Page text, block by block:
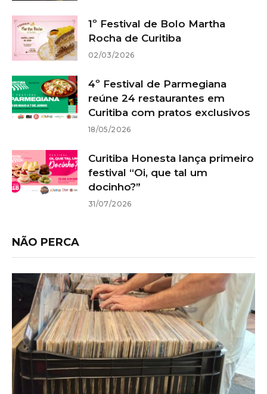
1º Festival de Bolo Martha
Rocha de Curitiba
02/03/2026
4º Festival de Parmegiana
reúne 24 restaurantes em
Curitiba com pratos exclusivos
18/05/2026
Curitiba Honesta lança primeiro
festival “Oi, que tal um
docinho?”
31/07/2026
NÃO PERCA